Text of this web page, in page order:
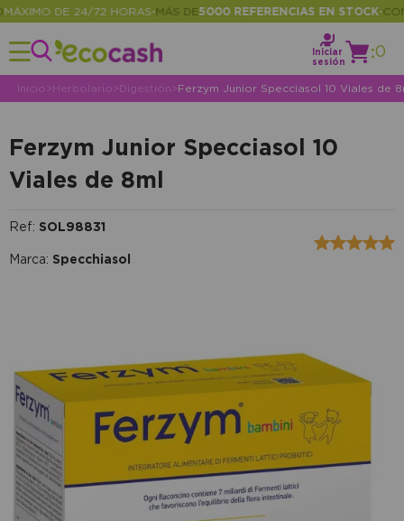
DE 24/72 HORAS •MÁS DE 5000 REFERENCIAS EN STOCK•
Iniciar
sesión
:0
Inicio>Herbolario>Digestión>Ferzym Junior Specciasol 10 Viales de
Ferzym Junior Specciasol 10
Viales de 8ml
Ref: SOL98831
Marca: Specchiasol